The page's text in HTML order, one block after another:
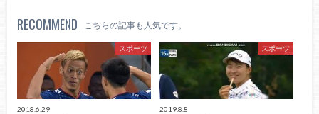
RECOMMEND こちらの記事も人気です。
スポーツ
2018.6.29
スポーツ
2019.8.8